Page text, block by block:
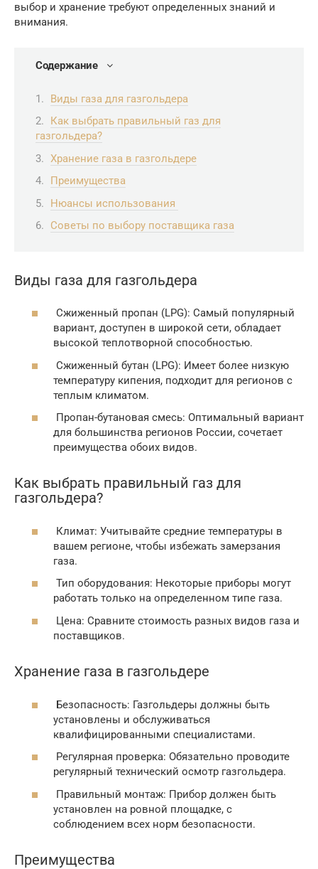
выбор и хранение требуют определенных знаний и
внимания.
Содержание
Виды газа для газгольдера
Как выбрать правильный газ для
газгольдера?
Хранение газа в газгольдере
Преимущества
Нюансы использования
Советы по выбору поставщика газа
Виды газа для газгольдера
Сжиженный пропан (LPG): Самый популярный
вариант, доступен в широкой сети, обладает
высокой теплотворной способностью.
Сжиженный бутан (LPG): Имеет более низкую
температуру кипения, подходит для регионов с
теплым климатом.
Пропан-бутановая смесь: Оптимальный вариант
для большинства регионов России, сочетает
преимущества обоих видов.
Как выбрать правильный газ для
газгольдера?
Климат: Учитывайте средние температуры в
вашем регионе, чтобы избежать замерзания
газа.
Тип оборудования: Некоторые приборы могут
работать только на определенном типе газа.
Цена: Сравните стоимость разных видов газа и
поставщиков.
Хранение газа в газгольдере
Безопасность: Газгольдеры должны быть
установлены и обслуживаться
квалифицированными специалистами.
Регулярная проверка: Обязательно проводите
регулярный технический осмотр газгольдера.
Правильный монтаж: Прибор должен быть
установлен на ровной площадке, с
соблюдением всех норм безопасности.
Преимущества